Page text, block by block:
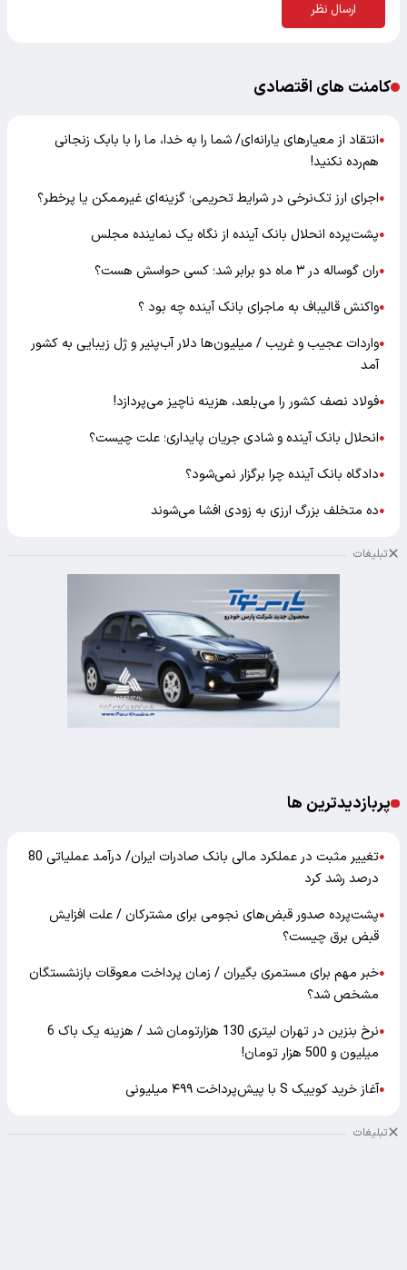
ارسال نظر
کامنت های اقتصادی
●انتقاد از معیارهای یارانه‌ای/ شما را به خدا، ما را با بابک زنجانی
هم‌رده نکنید!
●اجرای ارز تک‌نرخی در شرایط تحریمی؛ گزینه‌ای غیرممکن یا پرخطر؟
●پشت‌پرده انحلال بانک آینده از نگاه یک نماینده مجلس
●ران گوساله در ۳ ماه دو برابر شد؛ کسی حواسش هست؟
●واکنش قالیباف به ماجرای بانک آینده چه بود ؟
●واردات عجیب و غریب / میلیون‌ها دلار آب‌پنیر و ژل زیبایی به کشور
آمد
●فولاد نصف کشور را می‌بلعد، هزینه ناچیز می‌پردازد!
●انحلال بانک آینده و شادی جریان پایداری؛ علت چیست؟
●دادگاه بانک آینده چرا برگزار نمی‌شود؟
●ده متخلف بزرگ ارزی به زودی افشا می‌شوند
تبلیغات
پربازدیدترین ها
●
تغییر مثبت در عملکرد مالی بانک صادرات ایران/ درآمد عملیاتی 80
درصد رشد کرد
●پشت‌پرده صدور قبض‌های نجومی برای مشترکان / علت افزایش
قبض برق چیست؟
●خبر مهم برای مستمری بگیران / زمان پرداخت معوقات بازنشستگان
مشخص شد؟
●
نرخ بنزین در تهران لیتری 130 هزارتومان شد / هزینه یک باک 6
میلیون و 500 هزار تومان!
●آغاز خرید کوییک S با پیش‌پرداخت ۴۹۹ میلیونی
تبلیغات